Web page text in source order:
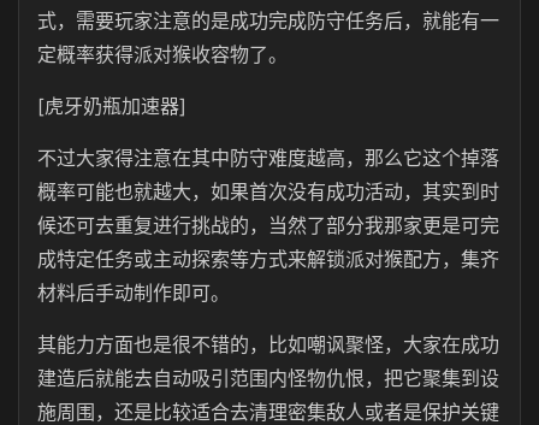
式，需要玩家注意的是成功完成防守任务后，就能有一
定概率获得派对猴收容物了。
[虎牙奶瓶加速器]
不过大家得注意在其中防守难度越高，那么它这个掉落
概率可能也就越大，如果首次没有成功活动，其实到时
候还可去重复进行挑战的，当然了部分我那家更是可完
成特定任务或主动探索等方式来解锁派对猴配方，集齐
材料后手动制作即可。
其能力方面也是很不错的，比如嘲讽聚怪，大家在成功
建造后就能去自动吸引范围内怪物仇恨，把它聚集到设
施周围，还是比较适合去清理密集敌人或者是保护关键